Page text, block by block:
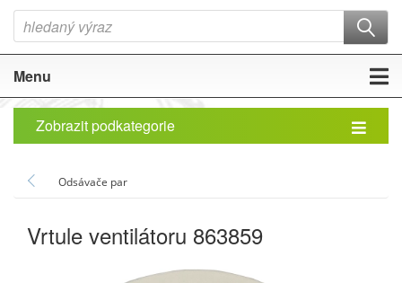
Menu
Zobrazit podkategorie
Odsávače par
Vrtule ventilátoru 863859